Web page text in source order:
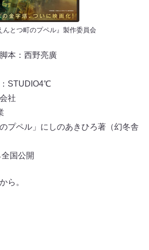
とつ町のプペル』製作委員会
本：西野亮廣
STUDIO4℃
社
プペル」にしのあきひろ著（幻冬舎
国公開
から。